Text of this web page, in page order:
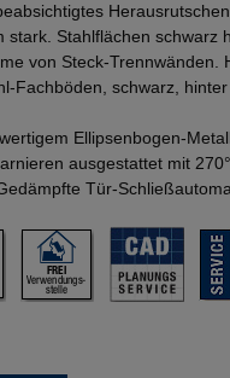
stark. Stahlflächen schwarz
von Steck-Trennwänden.
Fachböden, schwarz,
Ellipsenbogen-
ausgestattet mit
Tür-